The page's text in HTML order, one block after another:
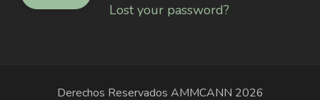
Lost your password?
Derechos Reservados AMMCANN 2026